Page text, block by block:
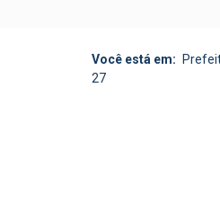
Você está em:
27